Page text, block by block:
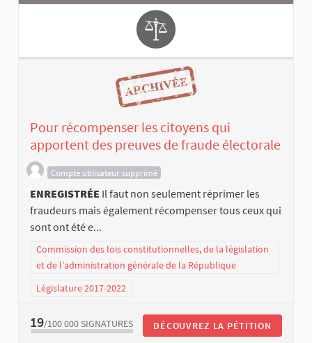
Pour récompenser les citoyens qui
apportent des preuves de fraude électorale
Compte utilisateur supprimé
ENREGISTRÉE Il faut non seulement réprimer les
fraudeurs mais également récompenser tous ceux qui
sont ont été e...
Commission des lois constitutionnelles, de la législation
et de l’administration générale de la République
Législature 2017-2022
19/100 000 SIGNATURES DÉCOUVREZ LA PÉTITION